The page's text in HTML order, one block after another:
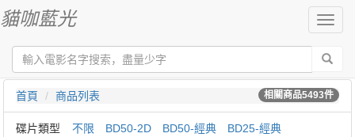
切
換
導
貓咖藍光
相關商品5493件
首頁 商品列表
碟片類型 不限 BD50-2D BD50-經典
BD25-經典